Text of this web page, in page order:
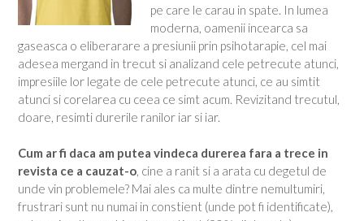
pe care le carau in spate. In lumea
moderna, oamenii incearca sa
gaseasca o eliberarare a presiunii prin psihotarapie, cel mai
adesea mergand in trecut si analizand cele petrecute atunci,
impresiile lor legate de cele petrecute atunci, ce au simtit
atunci si corelarea cu ceea ce simt acum. Revizitand trecutul,
doare, resimti durerile ranilor iar si iar.
Cum ar fi daca am putea vindeca durerea fara a trece in
revista ce a cauzat-o, cine a ranit si a arata cu degetul de
unde vin problemele? Mai ales ca multe dintre nemultumiri,
frustrari sunt nu numai in constient (unde pot fi identificate),